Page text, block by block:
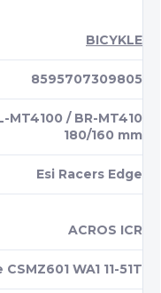
BICYKLE
8595707309805
MT4100 / BR-MT410
180/160 mm
Esi Racers Edge
ACROS ICR
WA1 11-51T